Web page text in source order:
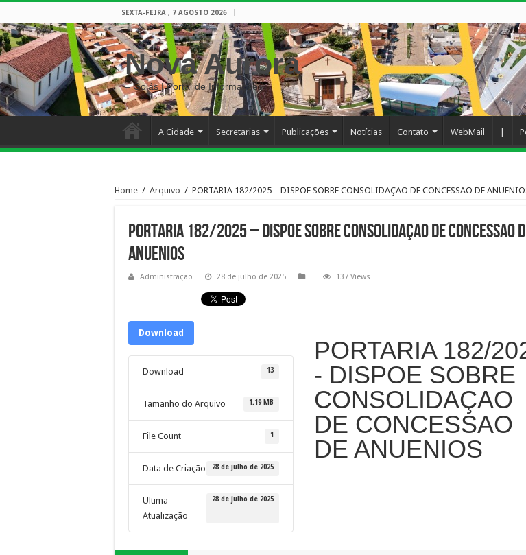
SEXTA-FEIRA , 7 AGOSTO 2026
Nova Aurora
– Goiás | Portal de Informações
A Cidade Secretarias Publicações Notícias Contato WebMail
Home / Arquivo / PORTARIA 182/2025 – DISPOE SOBRE CONSOLIDAÇAO DE CONCESSAO DE
PORTARIA 182/2025 – DISPOE SOBRE CONSOLIDAÇAO DE CONCESSAO
ANUENIOS
Administração 28 de julho de 2025 137 Views
Download
Download 13
Tamanho do Arquivo 1.19 MB
File Count 1
Data de Criação 28 de julho de 2025
Ultima
Atualização
28 de julho de 2025
PORTARIA 182/
- DISPOE SOBRE
CONSOLIDAÇAO
DE CONCESSAO
DE ANUENIOS